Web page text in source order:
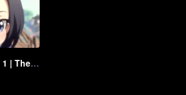
Highlight EP27 Ver. 1 | The Founder of Diabolism Q